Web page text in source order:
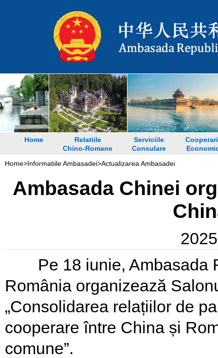
Home
Relatiile
Chino-Romane
Serviciile
Consulare
Home>Informatiile Ambasadei>Actualizarea Ambasadei
Ambasada Chinei
Pe 18 iunie, Ambasada
România organizează
„Consolidarea relațiilor de
cooperare între China și
comune”.